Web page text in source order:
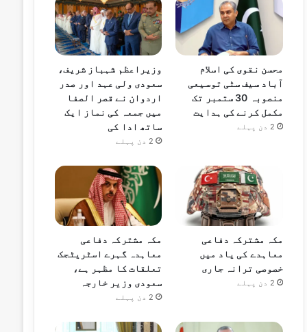
محسن نقوی کی اسلام
آباد سیف سٹی توسیعی
منصوبہ 30 ستمبر تک
مکمل کرنے کی ہدایت
2 دن پہلے
وزیراعظم شہباز شریف،
سعودی ولی عہد اور صدر
اردوان نے قصر الصفا
میں جمعہ کی نماز ایک
ساتھ ادا کی
2 دن پہلے
مکہ مشترکہ دفاعی
معاہدے کی یاد میں
خصوصی ترانہ جاری
2 دن پہلے
مکہ مشترکہ دفاعی
معاہدہ گہرے اسٹریٹجک
تعلقات کا مظہر ہے،
سعودی وزیر خارجہ
2 دن پہلے